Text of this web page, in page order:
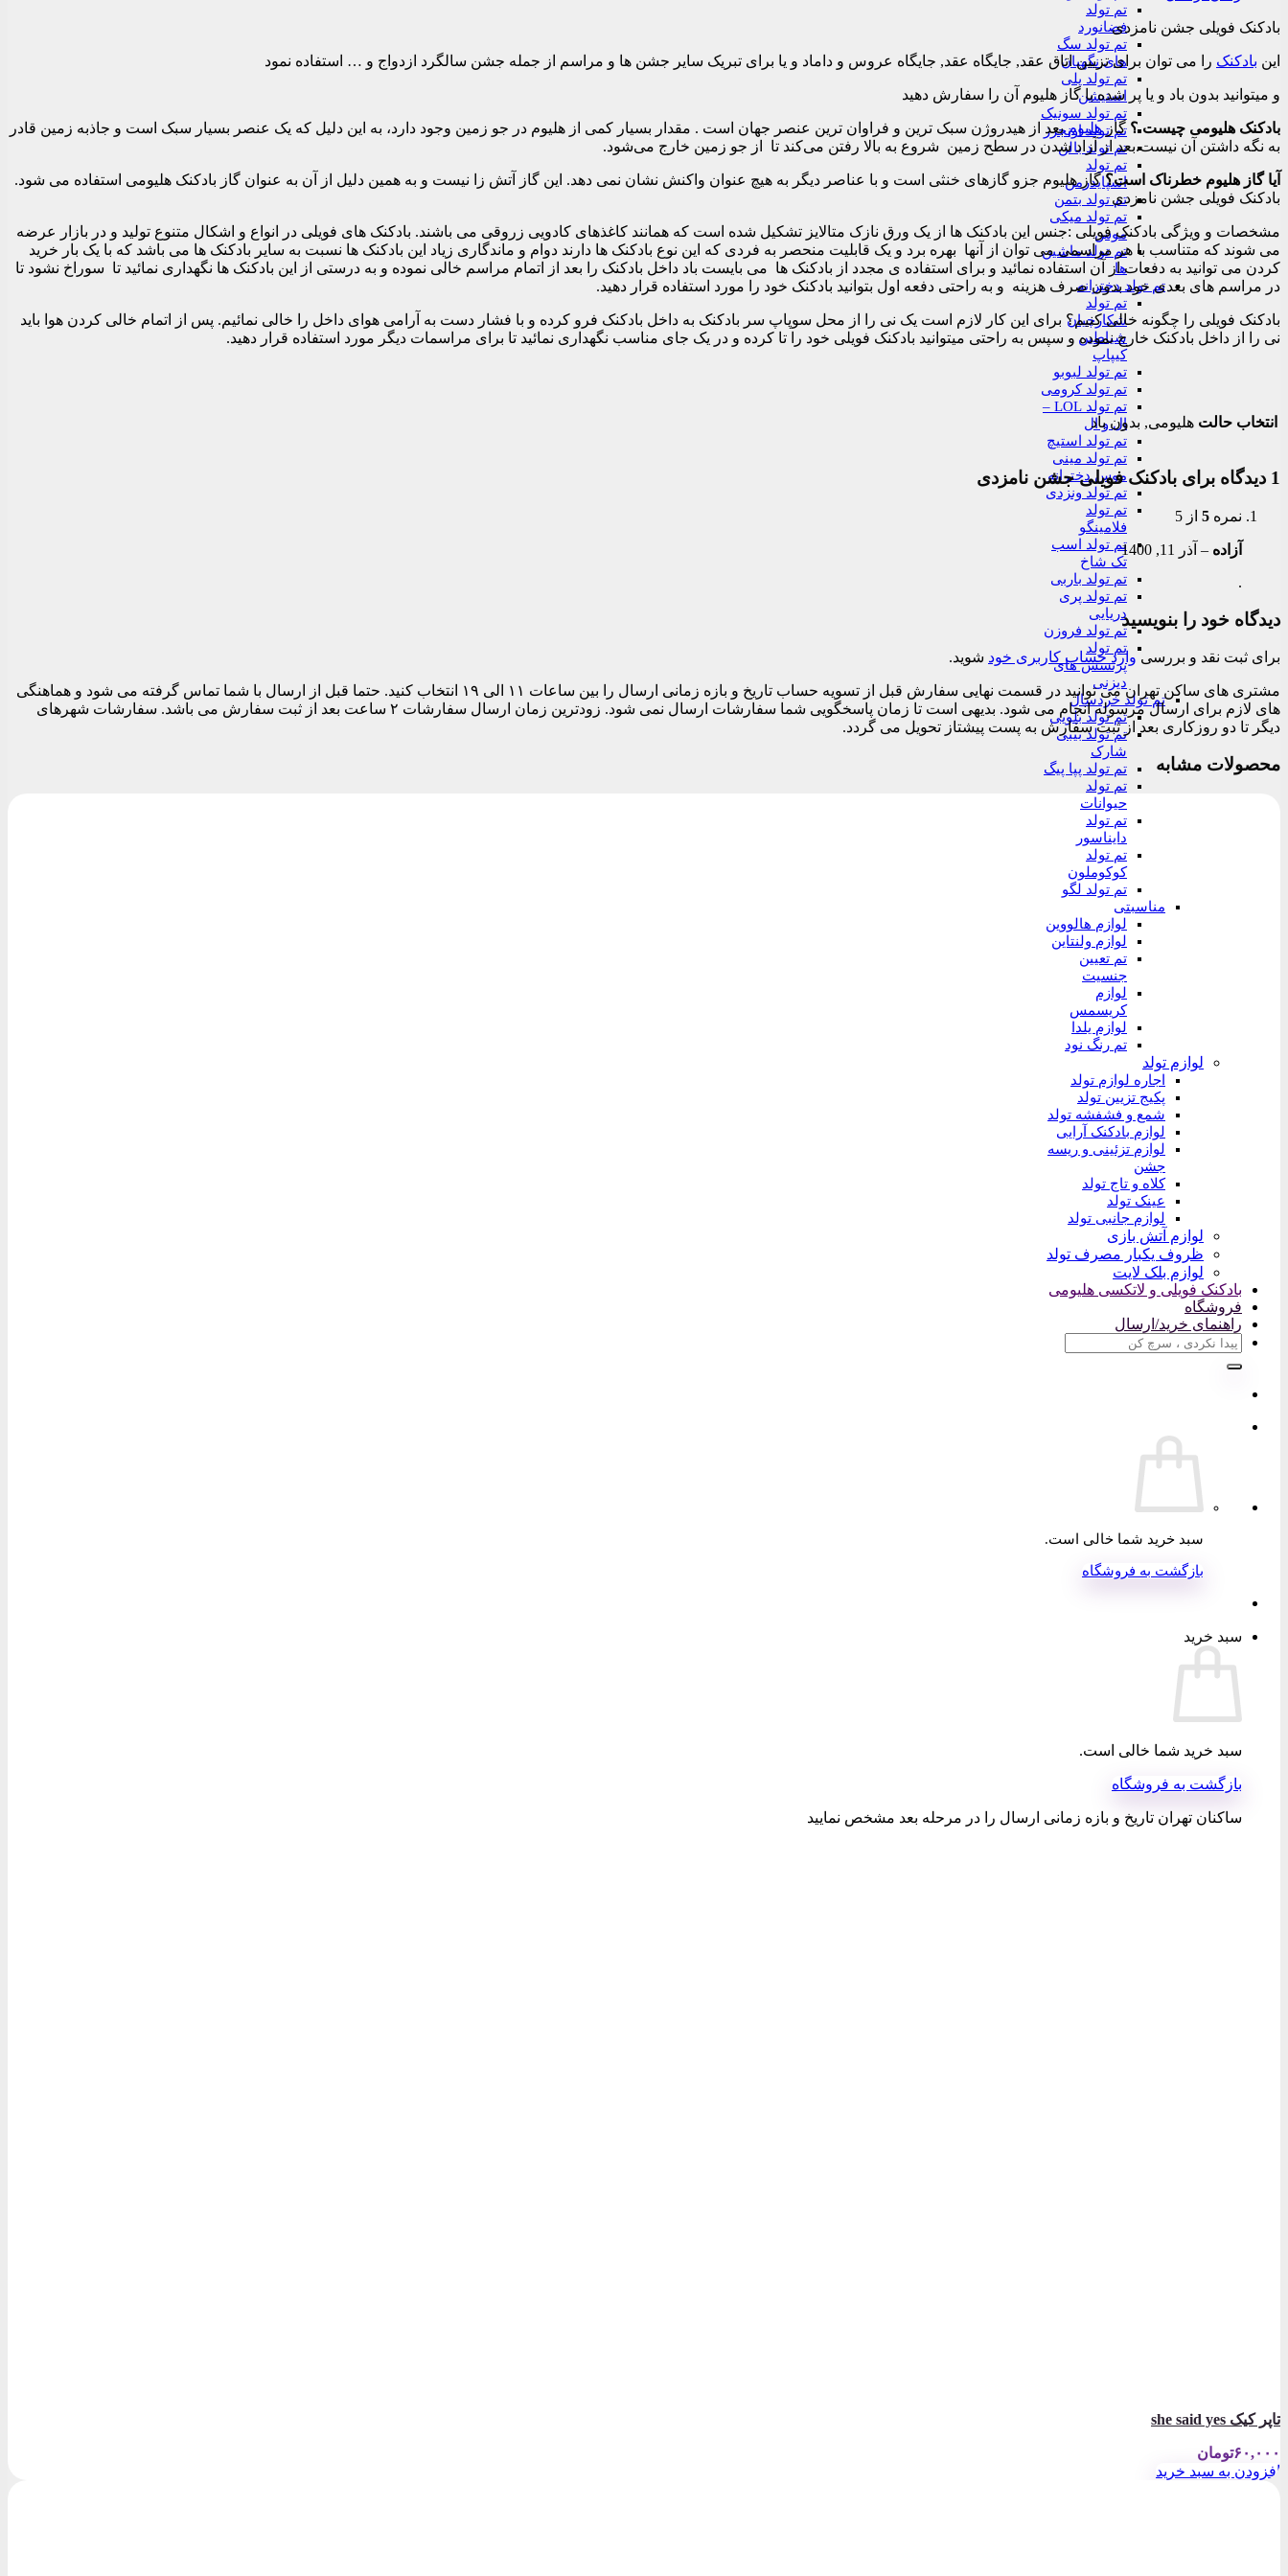
تم تولد
فضانورد
تم تولد سگ
های نگهبان
تم تولد پلی
استیشن
تم تولد سونیک
تم تولد اونجرز
تم تولد بالن
تم تولد
اسپایدرمن
تم تولد بتمن
تم تولد میکی
موس
تم تولد ماشین
ها
تم تولد دخترانه
تم تولد
شکارچیان
شیاطین
کیپاپ
تم تولد لبوبو
تم تولد کرومی
تم تولد LOL –
ال و ال
تم تولد استیچ
تم تولد مینی
موس دخترانه
تم تولد ونزدی
تم تولد
فلامینگو
تم تولد اسب
تک شاخ
تم تولد باربی
تم تولد پری
دریایی
تم تولد فروزن
تم تولد
پرنسس های
دیزنی
تم تولد خردسال
تم تولد بلویی
تم تولد بیبی
شارک
تم تولد پپا پیگ
تم تولد
حیوانات
تم تولد
دایناسور
تم تولد
کوکوملون
تم تولد لگو
مناسبتی
لوازم هالووین
لوازم ولنتاین
تم تعیین
جنسیت
لوازم
کریسمس
لوازم یلدا
تم رنگ نود
لوازم تولد
اجاره لوازم تولد
پکیج تزیین تولد
شمع و فشفشه تولد
لوازم بادکنک آرایی
لوازم تزئینی و ریسه
جشن
کلاه و تاج تولد
عینک تولد
لوازم جانبی تولد
لوازم آتش بازی
ظروف یکبار مصرف تولد
لوازم بلک لایت
بادکنک فویلی و لاتکسی هلیومی
فروشگاه
راهنمای خرید/ارسال
جستجو
سبد خرید شما خالی است.
بازگشت به فروشگاه
سبد خرید
سبد خرید شما خالی است.
بازگشت به فروشگاه
ساکنان تهران تاریخ و بازه زمانی ارسال را در مرحله بعد مشخص نمایید
بادکنک فویلی جشن نامزدی
این بادکنک را می توان برای تزیین اتاق عقد, جایگاه عقد, جایگاه عروس و داماد و یا برای تبریک سایر جشن ها و مراسم از جمله جشن سالگرد ازدواج و … استفاده نمود
و میتوانید بدون باد و یا پر شده با گاز هلیوم آن را سفارش دهید
بادکنک هلیومی چیست ؟گازهلیوم بعد از هیدروژن سبک‌ ترین و فراوان‌ ترین عنصر جهان است . مقدار بسیار کمی از هلیوم در جو زمین وجود دارد، به این دلیل که یک عنصر بسیار سبک است و جاذبه زمین قادر
به نگه داشتن آن نیست.بعد از آزاد شدن در سطح زمین شروع به بالا رفتن می‌کند تا از جو زمین خارج می‌شود.
آیا گاز هلیوم خطرناک است؟گاز هلیوم جزو گازهای خنثی است و با عناصر دیگر به هیچ عنوان واکنش نشان نمی دهد. این گاز آتش زا نیست و به همین دلیل از آن به عنوان گاز بادکنک هلیومی استفاده می شود.
بادکنک فویلی جشن نامزدی
مشخصات و ویژگی بادکنک فویلی :جنس این بادکنک ها از یک ورق نازک متالایز تشکیل شده است که همانند کاغذهای کادویی زروقی می باشند. بادکنک های فویلی در انواع و اشکال متنوع تولید و در بازار عرضه
می شوند که متناسب با هر مراسمی می توان از آنها بهره برد و یک قابلیت منحصر به فردی که این نوع بادکنک ها دارند دوام و ماندگاری زیاد این بادکنک ها نسبت به سایر بادکنک ها می باشد که با یک بار خرید
کردن می توانید به دفعات از آن استفاده نمائید و برای استفاده ی مجدد از بادکنک ها می بایست باد داخل بادکنک را بعد از اتمام مراسم خالی نموده و به درستی از این بادکنک ها نگهداری نمائید تا سوراخ نشود تا
در مراسم های بعدی خود بدون صرف هزینه و به راحتی دفعه اول بتوانید بادکنک خود را مورد استفاده قرار دهید.
بادکنک فویلی را چگونه خالی کنیم؟ برای این کار لازم است یک نی را از محل سوپاپ سر بادکنک به داخل بادکنک فرو کرده و با فشار دست به آرامی هوای داخل را خالی نمائیم. پس از اتمام خالی کردن هوا باید
نی را از داخل بادکنک خارج نموده و سپس به راحتی میتوانید بادکنک فویلی خود را تا کرده و در یک جای مناسب نگهداری نمائید تا برای مراسمات دیگر مورد استفاده قرار دهید.
انتخاب حالت هلیومی, بدون باد
1 دیدگاه برای بادکنک فویلی جشن نامزدی
نمره 5 از 5
آزاده – آذر 11, 1400
.
دیدگاه خود را بنویسید
برای ثبت نقد و بررسی وارد حساب کاربری خود شوید.
مشتری های ساکن تهران می توانید در قسمت نهایی سفارش قبل از تسویه حساب تاریخ و بازه زمانی ارسال را بین ساعات ۱۱ الی ۱۹ انتخاب کنید. حتما قبل از ارسال با شما تماس گرفته می شود و هماهنگی
های لازم برای ارسال مرسوله انجام می شود. بدیهی است تا زمان پاسخگویی شما سفارشات ارسال نمی شود. زودترین زمان ارسال سفارشات ۲ ساعت بعد از ثبت سفارش می باشد. سفارشات شهرهای
دیگر تا دو روزکاری بعد از ثبت سفارش به پست پیشتاز تحویل می گردد.
محصولات مشابه
تاپر کیک she said yes
۶۰,۰۰۰تومان
افزودن به سبد خرید